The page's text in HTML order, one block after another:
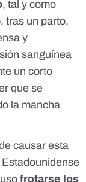
, tal y como
tras un parto,
y
sanguínea
un corto
que se
la mancha
causar esta
frotarse los